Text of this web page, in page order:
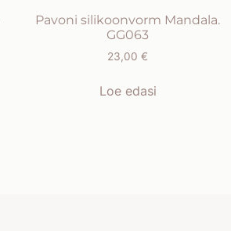
Pavoni silikoonvorm Mandala.
GG063
23,00€
Loe edasi